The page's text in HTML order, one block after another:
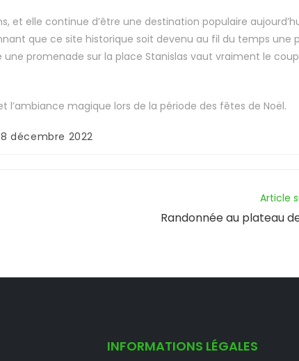
et elle continue d’être une destination populaire
que ce site historique soit devenu au fil du temps une
promenade sur la place Stanislas vaut vraiment le
magique lors de la période des fêtes de Noël.
décembre 2022
Article
Randonnée au plateau
INFORMATIONS LÉGALES